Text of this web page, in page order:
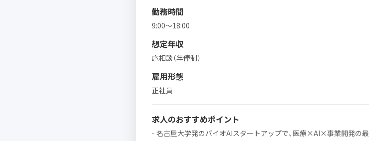
勤務時間
9:00～18:00
想定年収
応相談（年俸制）
雇用形態
正社員
求人のおすすめポイント
- 名古屋大学発のバイオAIスタートアップで、医療×AI×事業開発の最